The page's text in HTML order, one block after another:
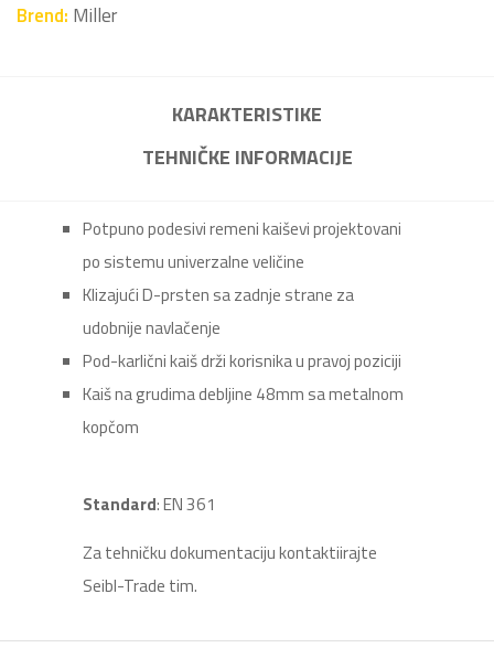
Brend: Miller
KARAKTERISTIKE
TEHNIČKE INFORMACIJE
Potpuno podesivi remeni kaiševi projektovani
po sistemu univerzalne veličine
Klizajući D-prsten sa zadnje strane za
udobnije navlačenje
Pod-karlični kaiš drži korisnika u pravoj poziciji
Kaiš na grudima debljine 48mm sa metalnom
kopčom
Standard: EN 361
Za tehničku dokumentaciju kontaktiirajte
Seibl-Trade tim.